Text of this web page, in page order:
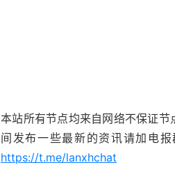
本站所有节点均来自网络不保证
间发布一些最新的资讯请加电
https://t.me/lanxhchat